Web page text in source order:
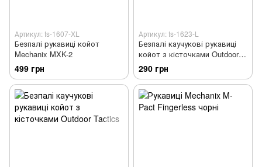
Артикул: ts-1607-XL
Безпалі рукавиці койот
Mechanix MXK-2
499 грн
Артикул: ts-1623-L
Безпалі каучукові рукавиці
койот з кісточками Outdoor
Tactics
290 грн